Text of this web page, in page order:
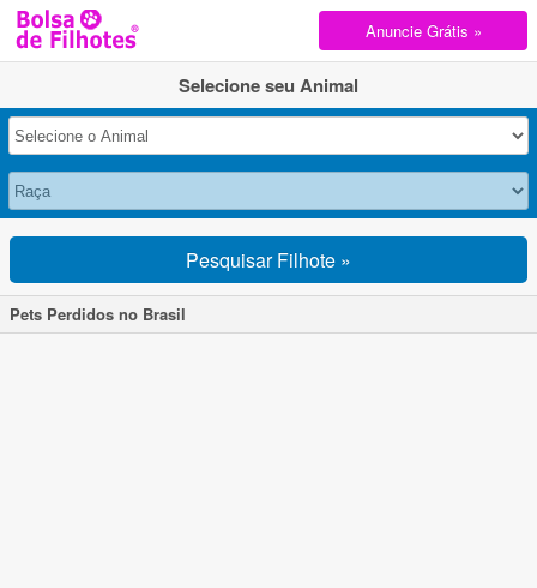
Anuncie Grátis »
Selecione seu Animal
Pesquisar Filhote »
Pets Perdidos no Brasil